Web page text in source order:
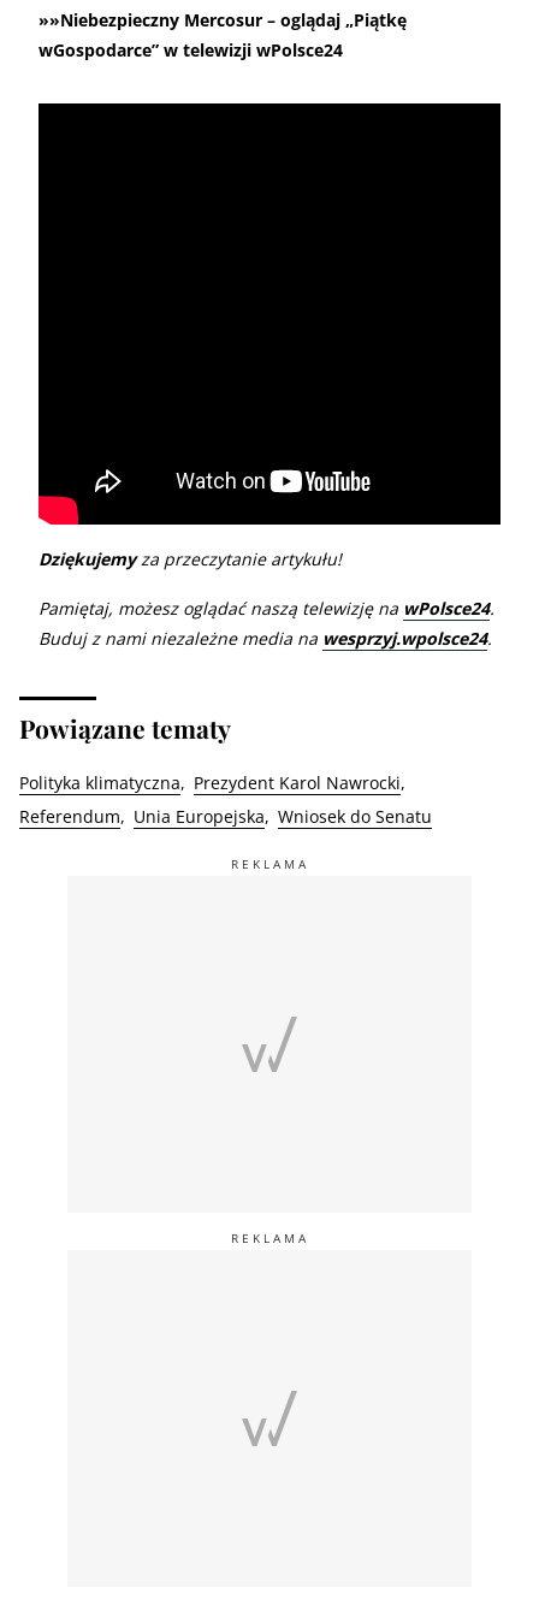
»»Niebezpieczny Mercosur – oglądaj „Piątkę
wGospodarce” w telewizji wPolsce24
Dziękujemyza przeczytanie artykułu!
Pamiętaj, możesz oglądać naszą telewizję na wPolsce24.
Buduj z nami niezależne media na wesprzyj.wpolsce24.
Powiązane tematy
Polityka klimatyczna
Prezydent Karol Nawrocki
Referendum
Unia Europejska Wniosek do Senatu